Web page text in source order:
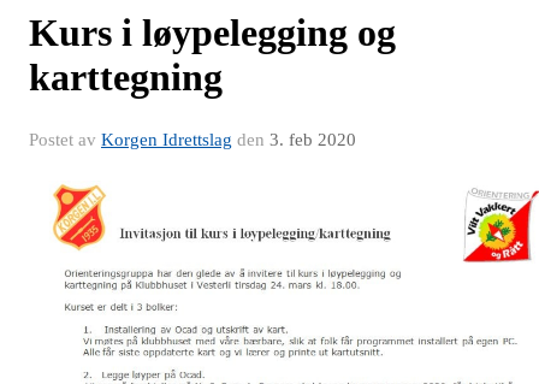
Kurs i løypelegging og
karttegning
Postet av Korgen Idrettslag den 3. feb 2020